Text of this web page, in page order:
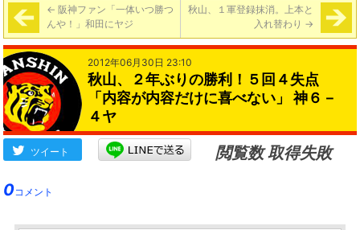
← 阪神ファン「一体いつ勝つ
んや！」和田にヤジ
秋山、１軍登録抹消。上本と
入れ替わり →
2012年06月30日 23:10
秋山、２年ぶりの勝利！５回４失点
「内容が内容だけに喜べない」 神６－
４ヤ
ツイート
閲覧数 取得失敗
0コメント